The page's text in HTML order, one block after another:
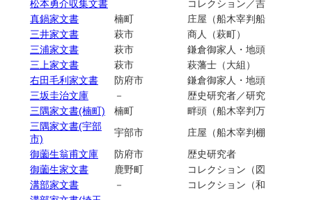
松本勇介収集文書
コレクション／吉田松陰
真鍋家文書
楠町
庄屋（船木宰判船木村）
三井家文書
萩市
商人（萩町）
三浦家文書
萩市
鎌倉御家人・地頭／萩藩士(
三上家文書
萩市
萩藩士（大組）
右田毛利家文書
防府市
鎌倉御家人・地頭／安芸国
三坂圭治文庫
－
歴史研究者／研究資料／図
三隅家文書(楠町)
楠町
畔頭（船木宰判万倉村）
三隅家文書(宇部
市)
宇部市
庄屋（船木宰判棚井村・宇
御薗生翁甫文庫
防府市
歴史研究者
御薗生家文書
鹿野町
コレクション（図書・地図
溝部家文書
－
コレクション（和漢書他）